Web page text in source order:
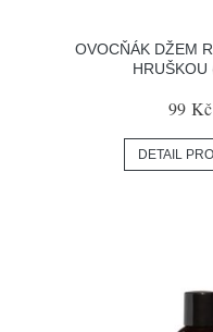
OVOCŇÁK DŽEM
HRUŠKOU
99 Kč
DETAIL